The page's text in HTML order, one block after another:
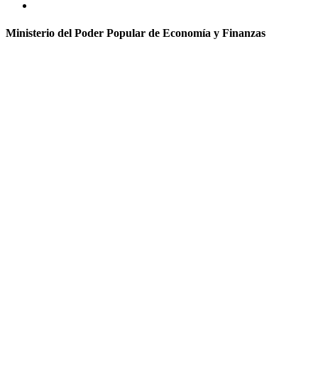
Ministerio del Poder Popular de Economía y Finanzas